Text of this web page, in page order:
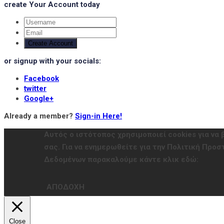
create Your Account today
Create Account
or signup with your socials:
Facebook
twitter
Google+
Already a member? Sign-in Here!
Αυτός ο ιστότοπος χρησιμοποιεί cookies για να
σας. Για να ενημερωθείτε για την Πολιτική
Δεδομένων παρακαλούμε κάντε κλικ εδώ:
ΑΠΟΔΟΧΗ
Close